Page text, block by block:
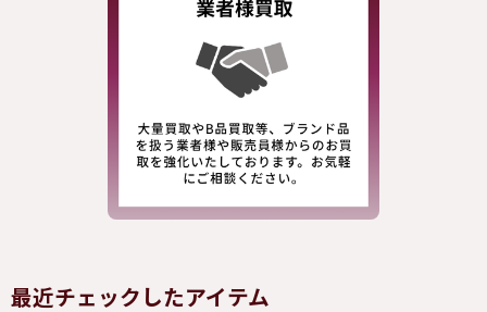
最近チェックしたアイテム